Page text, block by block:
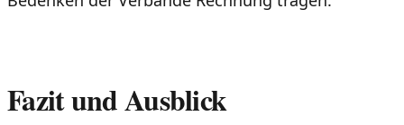
Fazit und Ausblick